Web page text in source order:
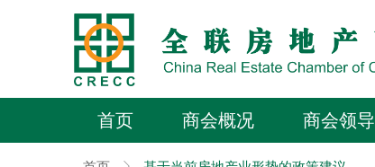
首页 商会概况 商会领导